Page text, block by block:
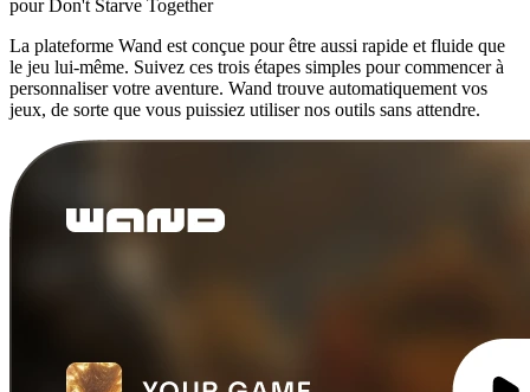
pour Don't Starve Together
La plateforme Wand est conçue pour être aussi rapide et fluide que
le jeu lui-même. Suivez ces trois étapes simples pour commencer à
personnaliser votre aventure. Wand trouve automatiquement vos
jeux, de sorte que vous puissiez utiliser nos outils sans attendre.